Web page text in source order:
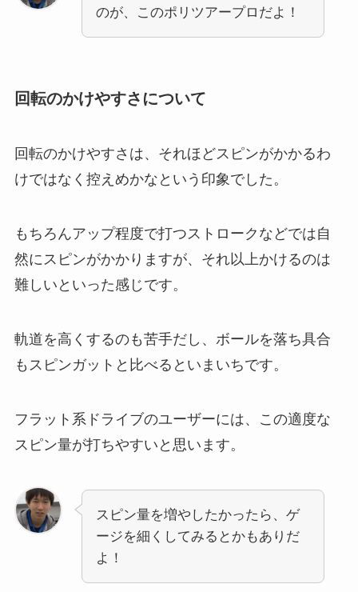
のが、このポリツアープロだよ！
回転のかけやすさについて
回転のかけやすさは、それほどスピンがかかるわ
けではなく控えめかなという印象でした。
もちろんアップ程度で打つストロークなどでは自
然にスピンがかかりますが、それ以上かけるのは
難しいといった感じです。
軌道を高くするのも苦手だし、ボールを落ち具合
もスピンガットと比べるといまいちです。
フラット系ドライブのユーザーには、この適度な
スピン量が打ちやすいと思います。
スピン量を増やしたかったら、ゲ
ージを細くしてみるとかもありだ
よ！